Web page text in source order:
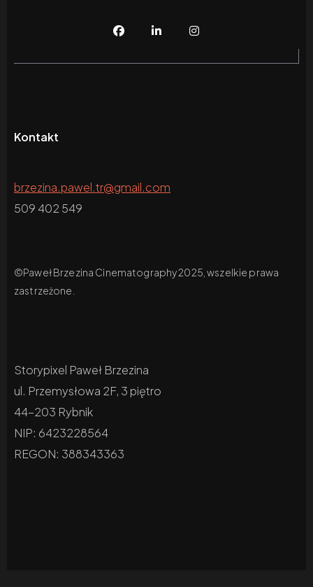
Kontakt
brzezina.pawel.tr@gmail.com
509 402 549
©Paweł Brzezina Cinematography 2025, wszelkie prawa
zastrzeżone.
Storypixel Paweł Brzezina
ul. Przemysłowa 2F, 3 piętro
44-203 Rybnik
NIP: 6423228564
REGON: 388343363